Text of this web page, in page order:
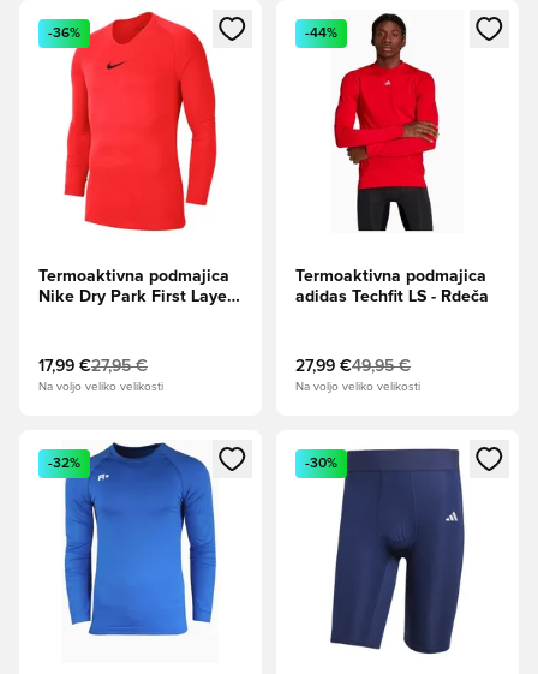
Odpre Modal za prijavo ali vpis kot član
-36%
Termoaktivna podmajica
Nike Dry Park First Layer
17,99 €27,95 €
Na voljo veliko velikosti
Odpre Modal za prijavo ali
-44%
Termoaktivna podmajica
adidas Techfit LS - Rdeča
27,99 €49,95 €
Na voljo veliko velikosti
Odpre Modal za prijavo ali vpis kot član
-32%
Odpre Modal za prijavo ali
-30%